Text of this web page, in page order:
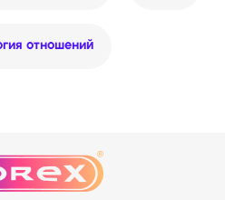
отношений